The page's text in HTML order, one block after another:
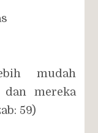
mudah
dan mereka
59)